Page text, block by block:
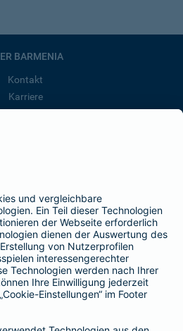
BARMENIA
Kontakt
Karriere
der BarmeniaGothaer
SEITEN